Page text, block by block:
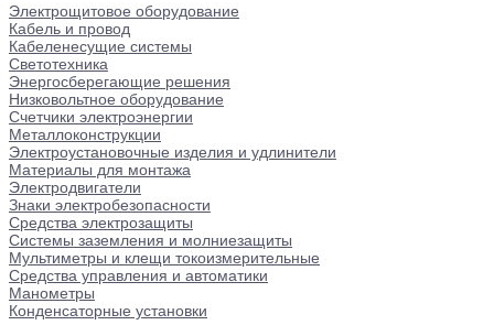
Электрощитовое оборудование
Кабель и провод
Кабеленесущие системы
Светотехника
Энергосберегающие решения
Низковольтное оборудование
Счетчики электроэнергии
Металлоконструкции
Электроустановочные изделия и удлинители
Материалы для монтажа
Электродвигатели
Знаки электробезопасности
Средства электрозащиты
Системы заземления и молниезащиты
Мультиметры и клещи токоизмерительные
Средства управления и автоматики
Манометры
Конденсаторные установки